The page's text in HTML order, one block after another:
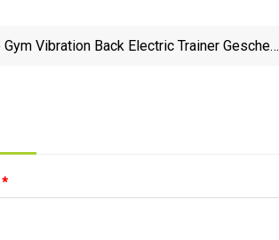
Gym Vibration Back Electric Trainer Geschenk
*